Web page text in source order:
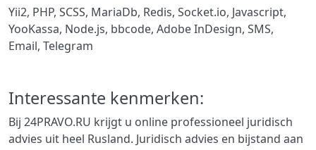
Yii2, PHP, SCSS, MariaDb, Redis, Socket.io, Javascript,
YooKassa, Node.js, bbcode, Adobe InDesign, SMS,
Email, Telegram
Interessante kenmerken:
Bij 24PRAVO.RU krijgt u online professioneel juridisch
advies uit heel Rusland. Juridisch advies en bijstand aan